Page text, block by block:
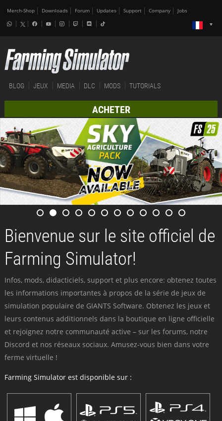
Merch-Shop Downloads Forum Updates Support Company Jobs
BLOG JEUX MEDIA DLC MODS TUTORIALS
ACHETER
Bienvenue sur le site officiel de
Farming Simulator!
Infos, mods, didacticiels, support et plus encore: obtenez toutes
les informations importantes à propos de la série de jeux de
simulation populaire de GIANTS Software. Obtenez les jeux et
leurs contenus additionnels dans la boutique en ligne officielle
et rejoignez notre communauté active – sur les forums, notre
Discord et nos réseaux sociaux. Amusez-vous bien dans votre
ferme virtuelle !
Farming Simulator est disponible sur :